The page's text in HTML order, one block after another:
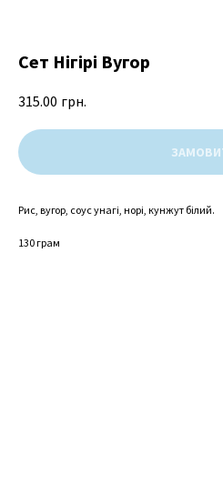
Сет Нігірі Вугор
315.00 грн.
Рис, вугор, соус унагі, норі, кунжут білий.
130 грам